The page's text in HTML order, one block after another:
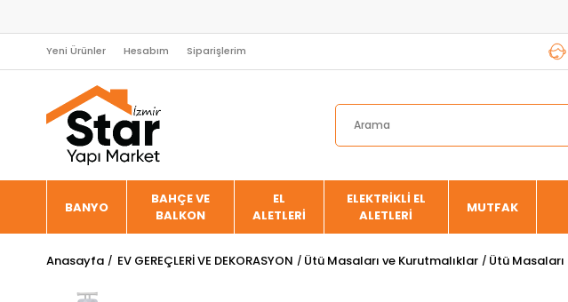
Yeni Ürünler Hesabım Siparişlerim
BANYO
BAHÇE VE
BALKON
EL
ALETLERİ
ELEKTRİKLİ EL
ALETLERİ
MUTFAK
Anasayfa EV GEREÇLERİ VE DEKORASYON Ütü Masaları ve Kurutmalıklar Ütü Masaları